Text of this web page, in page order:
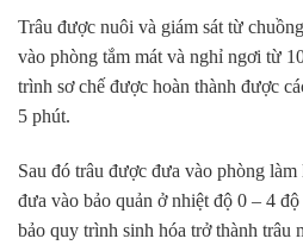
Trâu được nuôi và giám sát từ
vào phòng tắm mát và nghỉ ngơi từ
trình sơ chế được hoàn thành được
5 phút.
Sau đó trâu được đưa vào phòng
đưa vào bảo quản ở nhiệt độ 0 – 4
bảo quy trình sinh hóa trở thành trâu